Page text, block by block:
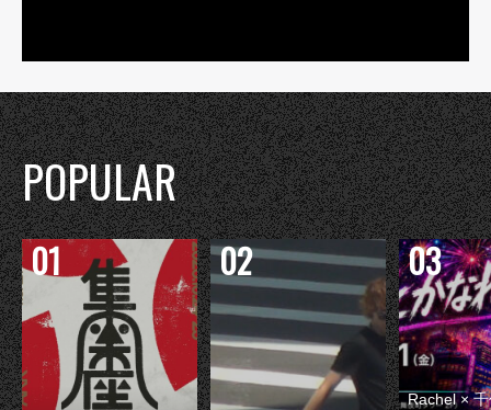
POPULAR
Rachel ×